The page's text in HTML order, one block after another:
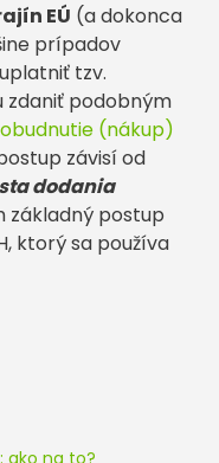
EÚ (a dokonca
prípadov
tzv.
zdaniť podobným
(nákup)
závisí od
dodania
základný postup
ktorý sa používa
ako na to?